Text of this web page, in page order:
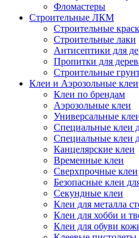
Фломастеры
Строительные ЛКМ
Строительные
Строительные лаки
Антисептики для
Пропитки для
Строительные
Клеи и Аэрозольные клеи
Клеи по брендам
Аэрозольные клеи
Универсальные
Специальные клеи
Специальные клеи
Канцелярские клеи
Временные клеи
Сверхпрочные клеи
Безопасные клеи
Секундные клеи
Клеи для металла
Клеи для хобби и
Клеи для обуви